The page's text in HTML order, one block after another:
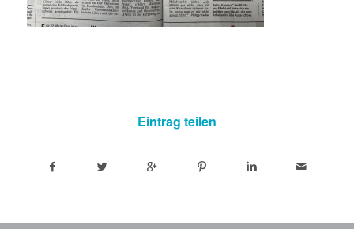
Eintrag teilen